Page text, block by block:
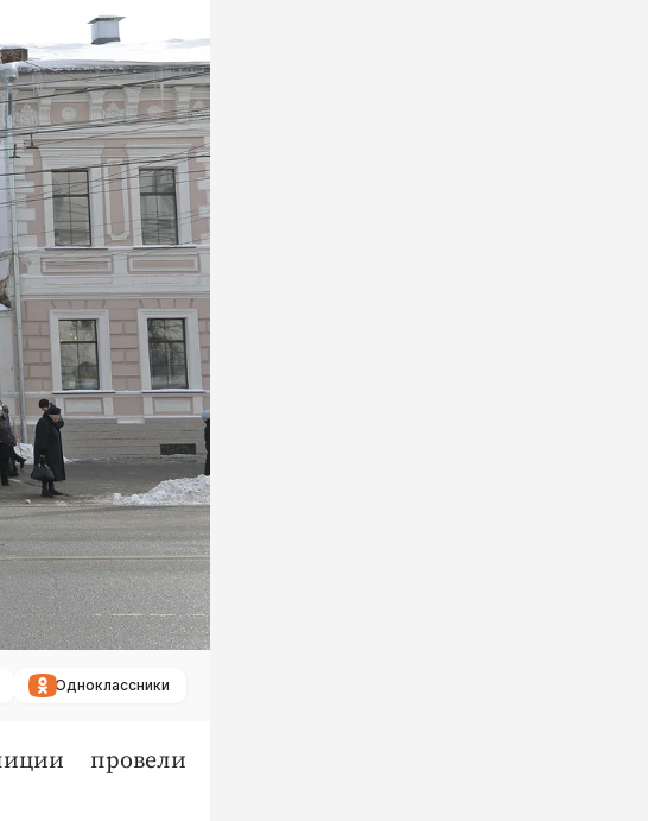
Одноклассники
провели